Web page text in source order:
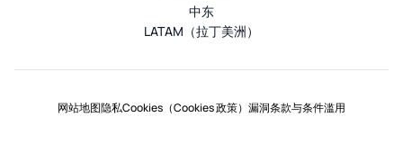
中东
LATAM（拉丁美洲）
网站地图隐私Cookies（Cookies 政策） 漏洞条款与条件滥用